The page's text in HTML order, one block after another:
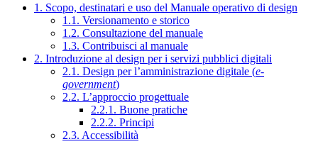
1. Scopo, destinatari e uso del Manuale operativo di design
1.1. Versionamento e storico
1.2. Consultazione del manuale
1.3. Contribuisci al manuale
2. Introduzione al design per i servizi pubblici digitali
2.1. Design per l’amministrazione digitale (e-
government)
2.2. L’approccio progettuale
2.2.1. Buone pratiche
2.2.2. Principi
2.3. Accessibilità